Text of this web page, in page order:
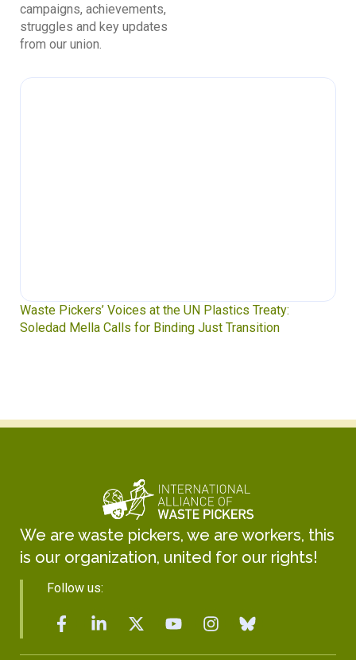
campaigns, achievements,
struggles and key updates
from our union.
Waste Pickers’ Voices at the UN Plastics Treaty:
Soledad Mella Calls for Binding Just Transition
We are waste pickers, we are workers, this
is our organization, united for our rights!
Follow us: